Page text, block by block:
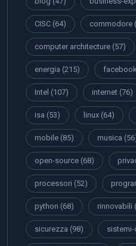
CISC (64) commodore
computer architecture (57)
energia (215) facebook
Intel (107) internet (76)
isa (53) linux (64)
mobile (85) musica
open-source (68)
processori (52)
python (68) rinnovabili
sicurezza (98) sistemi-